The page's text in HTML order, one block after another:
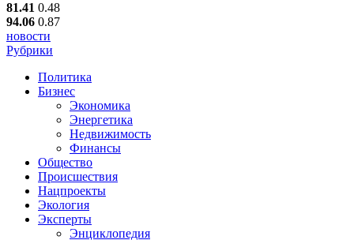
81.41 0.48
94.06 0.87
новости
Рубрики
Политика
Бизнес
Экономика
Энергетика
Недвижимость
Финансы
Общество
Происшествия
Нацпроекты
Экология
Эксперты
Энциклопедия